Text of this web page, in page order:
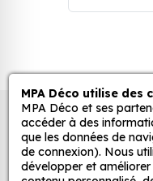
et ce, à moindre
Quels sont les
décoration ?
Une grande
Autocollants
MPA Déco utilise des
MPA Déco et ses
accéder à des
que les données de
de connexion). Nous
développer et